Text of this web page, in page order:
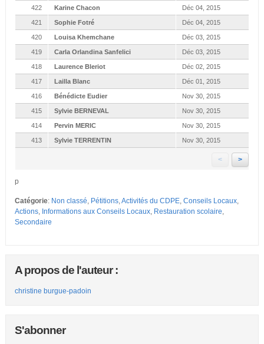
422 Karine Chacon Déc 04, 2015
421 Sophie Fotré Déc 04, 2015
420 Louisa Khemchane Déc 03, 2015
419 Carla Orlandina Sanfelici Déc 03, 2015
418 Laurence Bleriot Déc 02, 2015
417 Lailla Blanc Déc 01, 2015
416 Bénédicte Eudier Nov 30, 2015
415 Sylvie BERNEVAL Nov 30, 2015
414 Pervin MERIC Nov 30, 2015
413 Sylvie TERRENTIN Nov 30, 2015
< >
p
Catégorie: Non classé, Pétitions,Activités du CDPE, Conseils Locaux,
Actions, Informations aux Conseils Locaux, Restauration scolaire,
Secondaire
A propos de l'auteur :
christine burgue-padoin
S'abonner